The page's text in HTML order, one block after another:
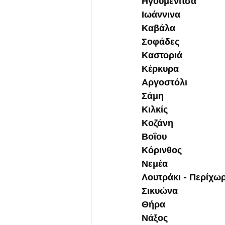
Ιωάννινα
Καβάλα
Σοφάδες
Καστοριά
Κέρκυρα
Αργοστόλι
Σάμη
Κιλκίς
Κοζάνη
Βοΐου
Κόρινθος
Νεμέα
Λουτράκι -
Σικυώνα
Θήρα
Νάξος